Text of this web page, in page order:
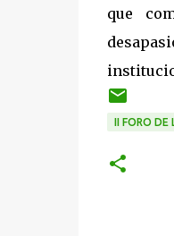
que
II FORO DE